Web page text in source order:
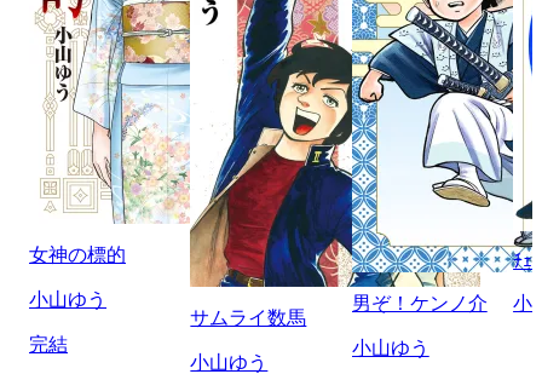
女神の標的
小山ゆう
完結
サムライ数馬
小山ゆう
男ぞ！ケンノ介
小山ゆう
ﾁｪ
小